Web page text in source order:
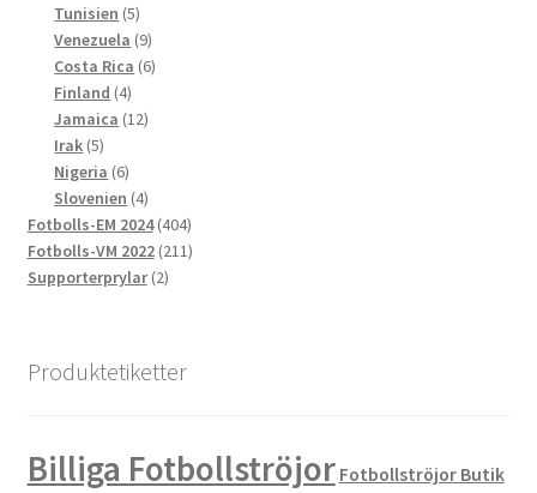
produkter
Tunisien 55
produkter
Venezuela 99
produkter
Costa Rica 66
Finland 44
produkter
Jamaica 1212
Irak 55
produkter
Nigeria 66
produkter
Slovenien 44
produkter
Fotbolls-EM 2024 404404
produkter
Fotbolls-VM 2022 211211
Supporterprylar 22
Produktetiketter
Billiga Fotbollströjor Fotbollströjor Butik